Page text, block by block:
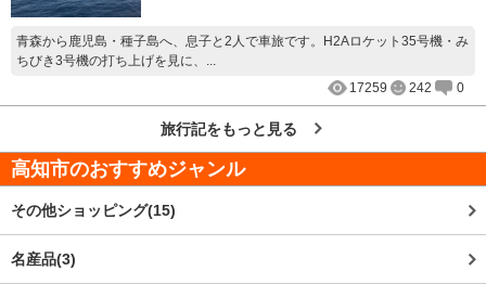
青森から鹿児島・種子島へ、息子と2人で車旅です。H2Aロケット35号機・み
ちびき3号機の打ち上げを見に、...
17259
242 0
旅行記をもっと見る
高知市のおすすめジャンル
その他ショッピング(15)
名産品(3)